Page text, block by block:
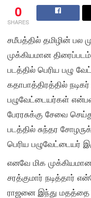
0
SHARES
சமீபத்தில் தமிழின் பல
முக்கியமான
படத்தில் பெரிய பழு
கதாபாத்திரத்தில்
பழுவேட்டையர்கள்
பேரரசுக்கு சேவை
படத்தில் சுந்தர
பெரிய பழுவேட்டையர்
எனவே மிக
சரத்குமார் நடித்தார்
ராஜனை இந்து மதத்தை